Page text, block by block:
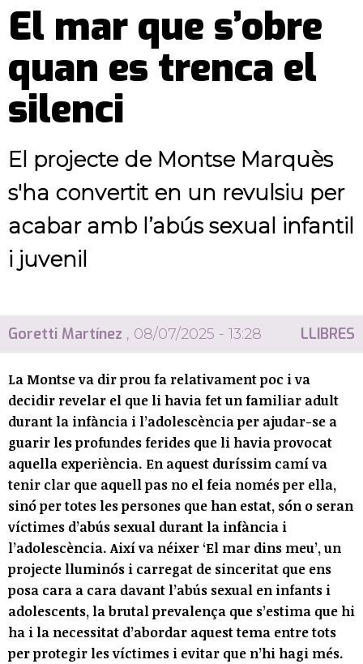
El mar que s’obre
quan es trenca el
silenci
El projecte de Montse Marquès
s'ha convertit en un revulsiu per
acabar amb l’abús sexual infantil
i juvenil
Goretti Martínez , 08/07/2025 - 13:28 LLIBRES
La Montse va dir prou fa relativament poc i va
decidir revelar el que li havia fet un familiar adult
durant la infància i l’adolescència per ajudar-se a
guarir les profundes ferides que li havia provocat
aquella experiència. En aquest duríssim camí va
tenir clar que aquell pas no el feia només per ella,
sinó per totes les persones que han estat, són o seran
víctimes d’abús sexual durant la infància i
l’adolescència. Així va néixer ‘El mar dins meu’, un
projecte lluminós i carregat de sinceritat que ens
posa cara a cara davant l’abús sexual en infants i
adolescents, la brutal prevalença que s’estima que hi
ha i la necessitat d’abordar aquest tema entre tots
per protegir les víctimes i evitar que n’hi hagi més.